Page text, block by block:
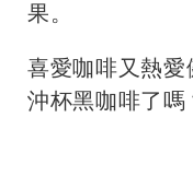
果。
喜愛咖啡又熱
沖杯黑咖啡了嗎